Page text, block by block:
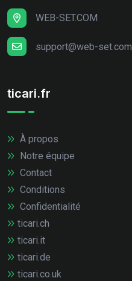
WEB-SET.COM
support@web-set.com
ticari.fr
À propos
Notre équipe
Contact
Conditions
Confidentialité
ticari.ch
ticari.it
ticari.de
ticari.co.uk